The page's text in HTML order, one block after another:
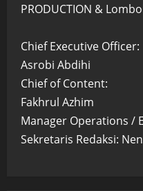
PRODUCTION &
Chief Executive Officer:
Asrobi Abdihi
Chief of Content:
Fakhrul Azhim
Manager Operations /
Sekretaris Redaksi: